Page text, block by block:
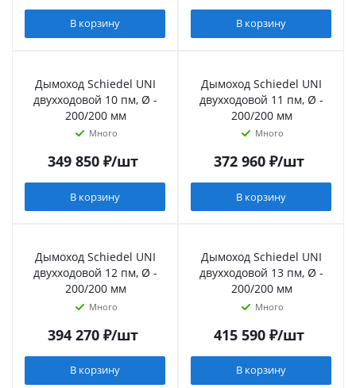
В корзину В корзину
Дымоход Schiedel UNI
двухходовой 10 пм, Ø -
200/200 мм
Много
349 850₽/шт
В корзину
Дымоход Schiedel UNI
двухходовой 11 пм, Ø -
200/200 мм
Много
372 960₽/шт
В корзину
Дымоход Schiedel UNI
двухходовой 12 пм, Ø -
200/200 мм
Много
394 270₽/шт
В корзину
Дымоход Schiedel UNI
двухходовой 13 пм, Ø -
200/200 мм
Много
415 590₽/шт
В корзину